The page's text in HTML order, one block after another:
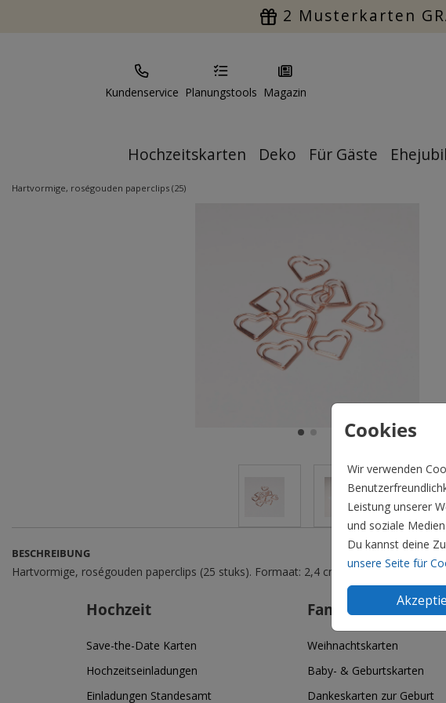
2 Musterkarten
Kundenservice Planungstools Magazin
Hochzeitskarten Deko Für Gäste
Cookies
Wir verwenden
Leistung unserer
und soziale
Du kannst deine
unsere Seite für
Hartvormige, roségouden paperclips (25)
BESCHREIBUNG
Hartvormige, roségouden paperclips (25 stuks). Formaat: 2,4 cm (breedte) x 2 cm
Hochzeit
Save-the-Date Karten
Hochzeitseinladungen
Einladungen Standesamt
Familie &
Weihnachtskarten
Baby- & Geburtskarten
Dankeskarten zur Geburt